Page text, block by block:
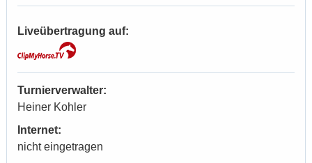
Liveübertragung auf:
Turnierverwalter:
Heiner Kohler
Internet:
nicht eingetragen